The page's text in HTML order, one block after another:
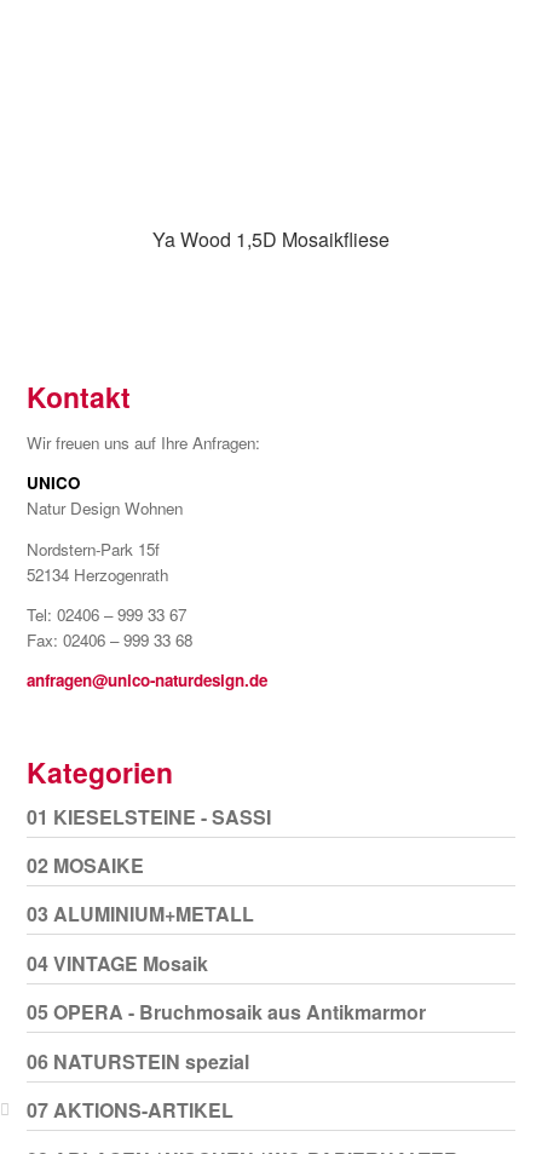
Ya Wood 1,5D Mosaikfliese
Kontakt
Wir freuen uns auf Ihre Anfragen:
UNICO
Natur Design Wohnen
Nordstern-Park 15f
52134 Herzogenrath
Tel: 02406 – 999 33 67
Fax: 02406 – 999 33 68
anfragen@unico-naturdesign.de
Kategorien
01 KIESELSTEINE - SASSI
02 MOSAIKE
03 ALUMINIUM+METALL
04 VINTAGE Mosaik
05 OPERA - Bruchmosaik aus Antikmarmor
06 NATURSTEIN spezial
07 AKTIONS-ARTIKEL